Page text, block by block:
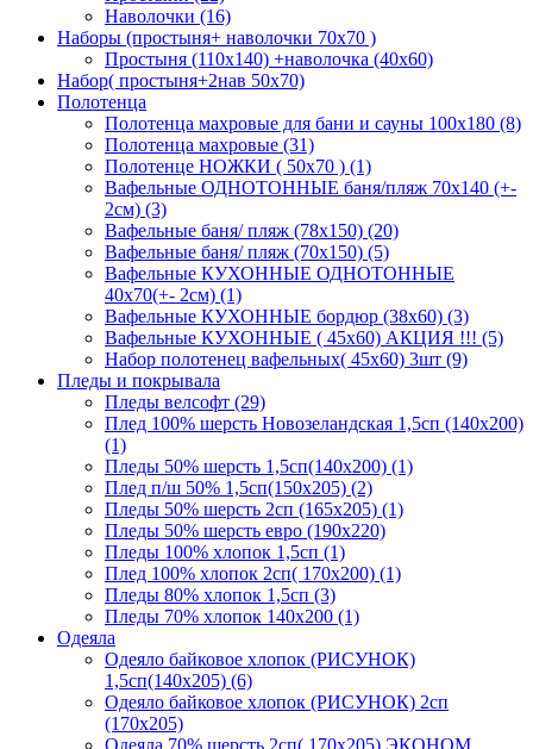
Наволочки (16)
Наборы (простыня+ наволочки 70х70 )
Простыня (110х140) +наволочка (40х60)
Набор( простыня+2нав 50х70)
Полотенца
Полотенца махровые для бани и сауны 100х180 (8)
Полотенца махровые (31)
Полотенце НОЖКИ ( 50х70 ) (1)
Вафельные ОДНОТОННЫЕ баня/пляж 70х140 (+-
2см) (3)
Вафельные баня/ пляж (78х150) (20)
Вафельные баня/ пляж (70х150) (5)
Вафельные КУХОННЫЕ ОДНОТОННЫЕ
40х70(+- 2см) (1)
Вафельные КУХОННЫЕ бордюр (38х60) (3)
Вафельные КУХОННЫЕ ( 45х60) АКЦИЯ !!! (5)
Набор полотенец вафельных( 45х60) 3шт (9)
Пледы и покрывала
Пледы велсофт (29)
Плед 100% шерсть Новозеландская 1,5сп (140х200)
(1)
Пледы 50% шерсть 1,5сп(140х200) (1)
Плед п/ш 50% 1,5сп(150х205) (2)
Пледы 50% шерсть 2сп (165х205) (1)
Пледы 50% шерсть евро (190х220)
Пледы 100% хлопок 1,5сп (1)
Плед 100% хлопок 2сп( 170х200) (1)
Пледы 80% хлопок 1,5сп (3)
Пледы 70% хлопок 140х200 (1)
Одеяла
Одеяло байковое хлопок (РИСУНОК)
1,5сп(140х205) (6)
Одеяло байковое хлопок (РИСУНОК) 2сп
(170х205)
Одеяла 70% шерсть 2сп( 170х205) ЭКОНОМ